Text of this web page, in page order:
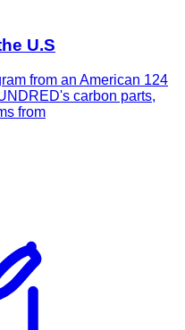
U.S
from an American 124
carbon parts,
from